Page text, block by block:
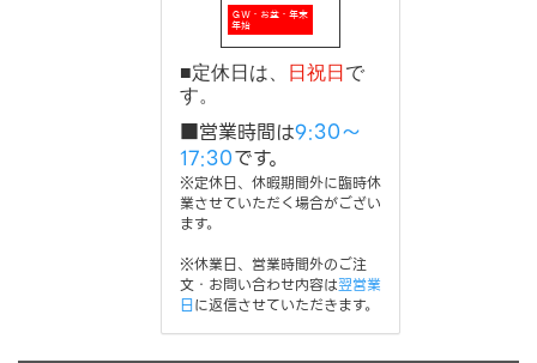
■定休日は、 日祝日で
す。
■営業時間は9:30～
17:30です。
※定休日、休暇期間外に臨時休
業させていただく場合がござい
ます。
※休業日、営業時間外のご注
文・お問い合わせ内容は翌営業
日に返信させていただきます。